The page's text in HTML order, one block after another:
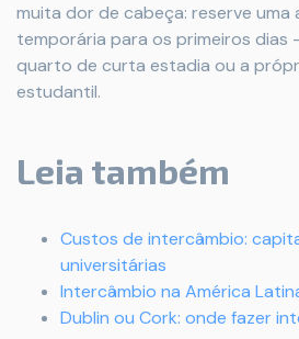
muita dor de cabeça: reserve uma
temporária para os primeiros dias
quarto de curta estadia ou a
estudantil.
Leia também
Custos de intercâmbio:
universitárias
Intercâmbio na América
Dublin ou Cork: onde fazer